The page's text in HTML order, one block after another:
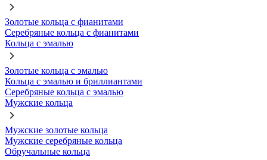
Золотые кольца с фианитами
Серебряные кольца с фианитами
Кольца с эмалью
Золотые кольца с эмалью
Кольца с эмалью и бриллиантами
Серебряные кольца с эмалью
Мужские кольца
Мужские золотые кольца
Мужские серебряные кольца
Обручальные кольца